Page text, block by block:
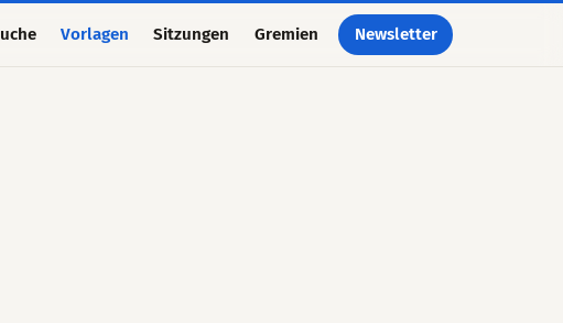
Vorlagen Sitzungen Gremien Newsletter